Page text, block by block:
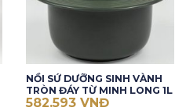
NỒI SỨ DƯỠNG SINH VÀNH
TRÒN ĐÁY TỪ MINH LONG 1L
582.593 VNĐ